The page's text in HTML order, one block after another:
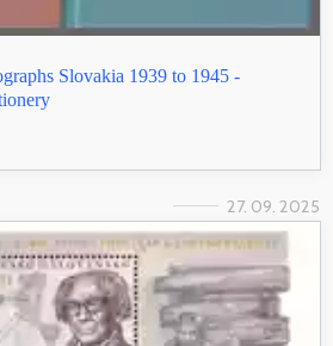
Slovakia 1939 to 1945 -
27. 09. 2025